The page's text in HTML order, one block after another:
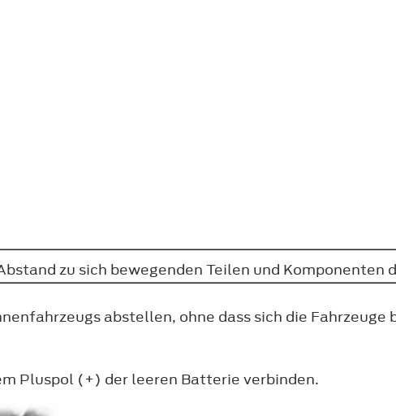
zu sich bewegenden Teilen und
abstellen, ohne dass sich die Fahrzeuge
Pluspol (+) der leeren Batterie verbinden.